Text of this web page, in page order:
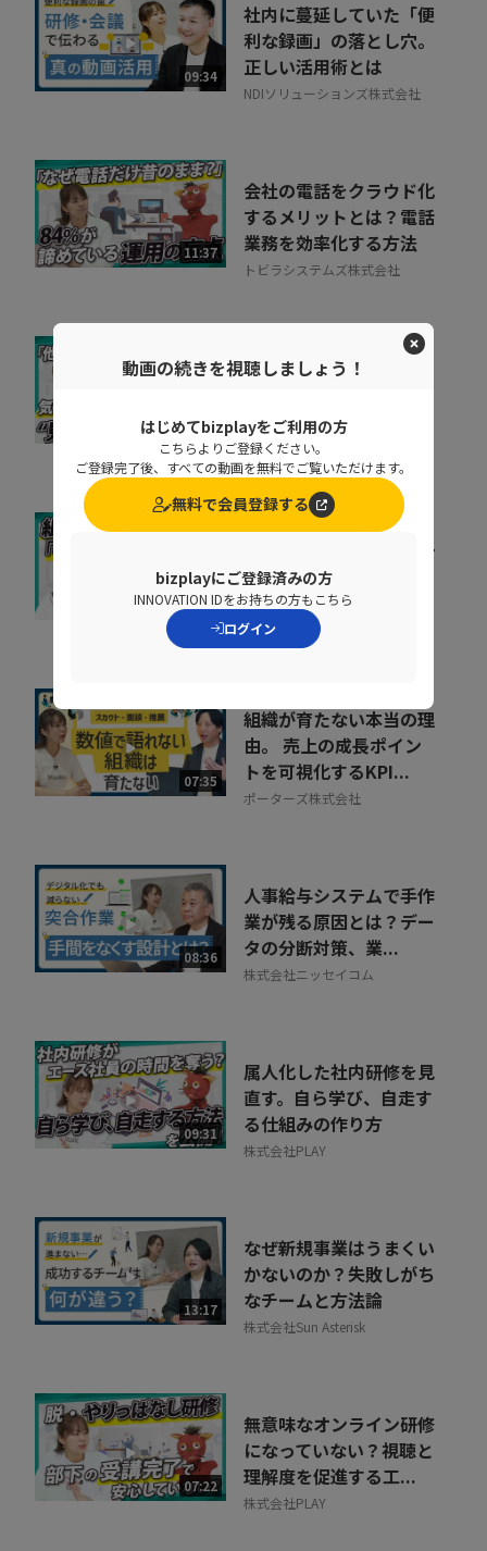
09:34
社内に蔓延していた「便
利な録画」の落とし穴。
正しい活用術とは
NDIソリューションズ株式会社
11:37
会社の電話をクラウド化
するメリットとは？電話
業務を効率化する方法
トビラシステムズ株式会社
07:20
取りこぼしはなぜ起き
防ぐ営業の仕組み改革
株式会社シャノン
07:07
キャリア迷子を防ぐ！組
織をあげた「リスキリン
グ」のヒントとは
株式会社ベネッセコーポレーシ
ョン
07:35
組織が育たない本当の理
由。 売上の成長ポイン
トを可視化するKPI...
ポーターズ株式会社
08:36
人事給与システムで手作
業が残る原因とは？デー
タの分断対策、業...
株式会社ニッセイコム
09:31
属人化した社内研修を見
直す。自ら学び、自走す
る仕組みの作り方
株式会社PLAY
13:17
なぜ新規事業はうまくい
かないのか？失敗しがち
なチームと方法論
株式会社Sun Asterisk
07:22
無意味なオンライン研修
になっていない？視聴と
理解度を促進する工...
株式会社PLAY
動画の続きを視聴しましょう！
はじめてbizplayをご利用の方
こちらよりご登録ください。
ご登録完了後、すべての動画を無料でご覧いただけます。
無料で会員登録する
bizplayにご登録済みの方
INNOVATION IDをお持ちの方もこちら
ログイン